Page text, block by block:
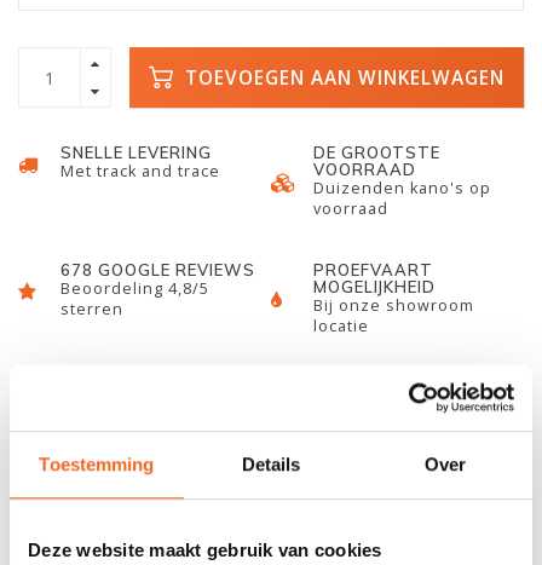
Toestemming Details Over
Deze website maakt gebruik van cookies
TOEVOEGEN AAN WINKELWAGEN
SNELLE LEVERING
Met track and trace
DE GROOTSTE
VOORRAAD
Duizenden kano's op
voorraad
678 GOOGLE REVIEWS
Beoordeling 4,8/5
sterren
PROEFVAART
MOGELIJKHEID
Bij onze showroom
locatie
De kielstrip is een extra bescherming voor uw gelcoat zodat
plakken aangezien de strip voorzien is van een plaklaag echter is